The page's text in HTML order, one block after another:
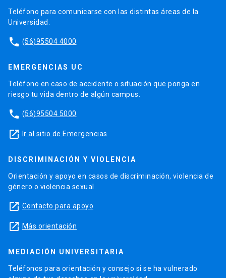
Teléfono para comunicarse con las distintas áreas de la
Universidad.
phone (56)95504 4000
EMERGENCIAS UC
Teléfono en caso de accidente o situación que ponga en
riesgo tu vida dentro de algún campus.
phone (56)95504 5000
launch Ir al sitio de Emergencias
DISCRIMINACIÓN Y VIOLENCIA
Orientación y apoyo en casos de discriminación, violencia de
género o violencia sexual.
launch Contacto para apoyo
launch Más orientación
MEDIACIÓN UNIVERSITARIA
Teléfonos para orientación y consejo si se ha vulnerado